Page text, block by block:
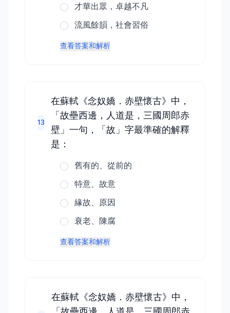
才華出眾，卓越不凡
流風餘韻，社會習俗
查看答案和解析
13
在蘇軾《念奴嬌．赤壁懷古》中，
「故壘西邊，人道是，三國周郎赤
壁」一句，「故」字最準確的解釋
是：
舊有的、從前的
特意、故意
緣故、原因
衰老、陳腐
查看答案和解析
在蘇軾《念奴嬌．赤壁懷古》中，